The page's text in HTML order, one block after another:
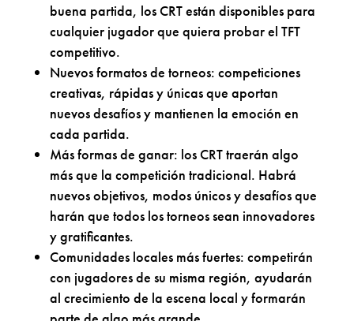
buena partida, los CRT están disponibles para
cualquier jugador que quiera probar el TFT
competitivo.
Nuevos formatos de torneos: competiciones
creativas, rápidas y únicas que aportan
nuevos desafíos y mantienen la emoción en
cada partida.
Más formas de ganar: los CRT traerán algo
más que la competición tradicional. Habrá
nuevos objetivos, modos únicos y desafíos que
harán que todos los torneos sean innovadores
y gratificantes.
Comunidades locales más fuertes: competirán
con jugadores de su misma región, ayudarán
al crecimiento de la escena local y formarán